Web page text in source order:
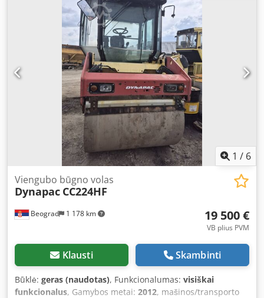
1 / 6
Beograd 1 178 km
Viengubo būgno volas
Dynapac CC224HF
19 500 €
VB plius PVM
Klausti Skambinti
Būklė: geras (naudotas), Funkcionalumas: visiškai
funkcionalus, Gamybos metai: 2012, mašinos/transporto